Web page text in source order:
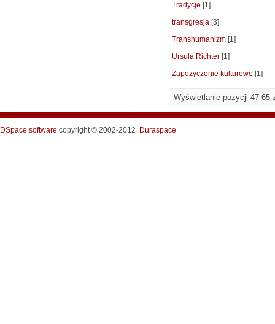
Tradycje [1]
transgresja [3]
Transhumanizm [1]
Ursula Richter [1]
Zapożyczenie kulturowe [1]
Wyświetlanie pozycji 47-65
DSpace software copyright © 2002-2012 Duraspace